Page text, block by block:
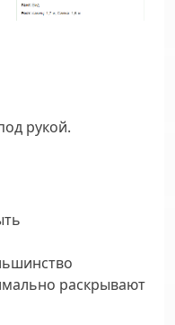
рукой.
раскрывают